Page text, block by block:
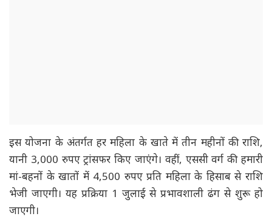
इस योजना के अंतर्गत हर महिला के खाते में तीन महीनों की राशि,
यानी 3,000 रुपए ट्रांसफर किए जाएंगे। वहीं, एससी वर्ग की हमारी
मां-बहनों के खातों में 4,500 रुपए प्रति महिला के हिसाब से राशि
भेजी जाएगी। यह प्रक्रिया 1 जुलाई से प्रभावशाली ढंग से शुरू हो
जाएगी।